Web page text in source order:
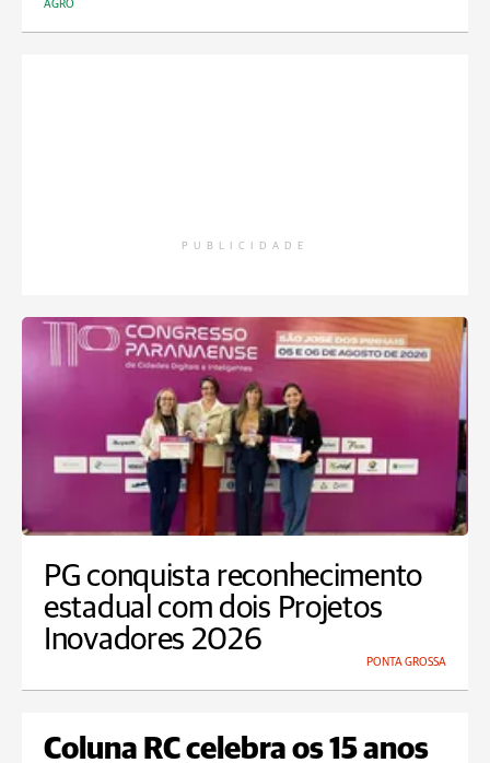
AGRO
PUBLICIDADE
PG conquista reconhecimento
estadual com dois Projetos
Inovadores 2026
PONTA GROSSA
Coluna RC celebra os 15 anos